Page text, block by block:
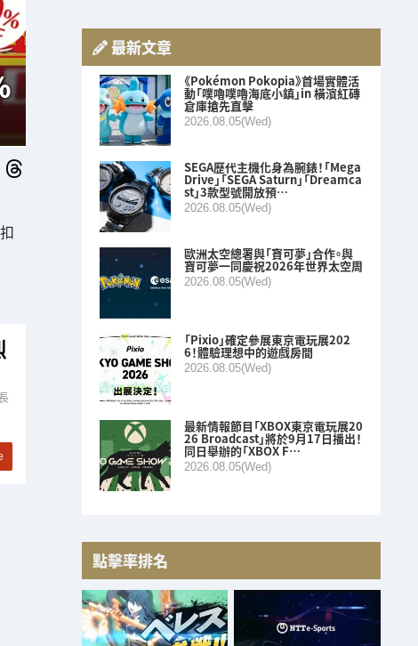
最新文章
《Pokémon Pokopia》首場實體活
動「噗嚕噗嚕海底小鎮」in 橫濱紅磚
倉庫搶先直擊
2026.08.05(Wed)
SEGA歷代主機化身為腕錶！「Mega
Drive」「SEGA Saturn」「Dreamca
st」3款型號開放預…
2026.08.05(Wed)
歐洲太空總署與「寶可夢」合作。與
寶可夢一同慶祝2026年世界太空周
2026.08.05(Wed)
「Pixio」確定參展東京電玩展202
6！體驗理想中的遊戲房間
2026.08.05(Wed)
最新情報節目「XBOX東京電玩展20
26 Broadcast」將於9月17日播出！
同日舉辦的「XBOX F…
2026.08.05(Wed)
點擊率排名